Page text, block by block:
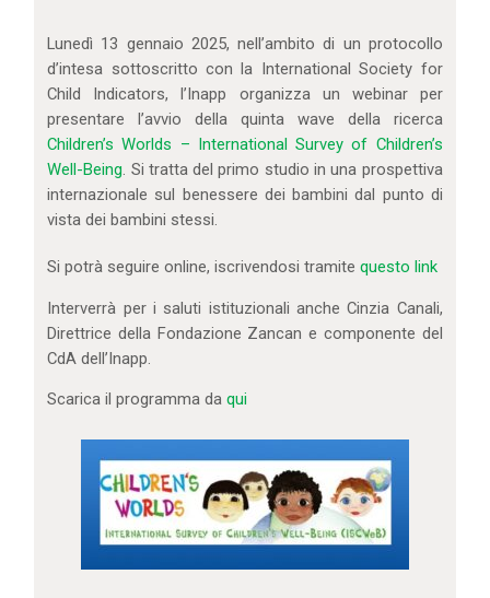
CARRELLO
Lunedì 13 gennaio 2025, nell’ambito di un protocollo
d’intesa sottoscritto con la International Society for
Child Indicators,l’Inapp organizza un webinar per
presentare l’avvio della quinta wave della ricerca
Children’s Worlds – International Survey of Children’s
Well-Being. Si tratta del primo studio in una prospettiva
internazionale sul benessere dei bambini dal punto di
vista dei bambini stessi.
Si potrà seguire online, iscrivendosi tramitequesto link
Interverrà per i saluti istituzionali anche Cinzia Canali,
Direttrice della Fondazione Zancan e componente del
CdA dell’Inapp.
Scarica il programma daqui